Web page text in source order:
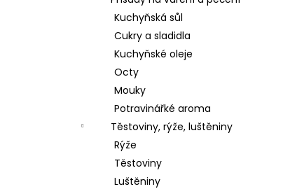
Kuchyňská sůl
Cukry a sladidla
Kuchyňské oleje
Octy
Mouky
Potravinářké aroma
Těstoviny, rýže, luštěniny
Rýže
Těstoviny
Luštěniny